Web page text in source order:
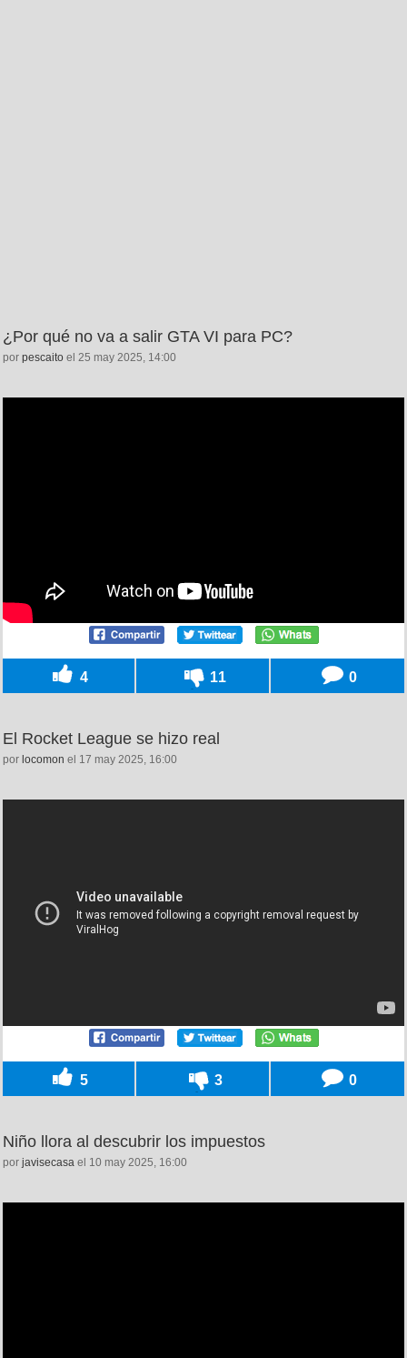
¿Por qué no va a salir GTA VI para PC?
por pescaito el 25 may 2025, 14:00
4 11 0
El Rocket League se hizo real
por locomon el 17 may 2025, 16:00
5 3 0
Niño llora al descubrir los impuestos
por javisecasa el 10 may 2025, 16:00